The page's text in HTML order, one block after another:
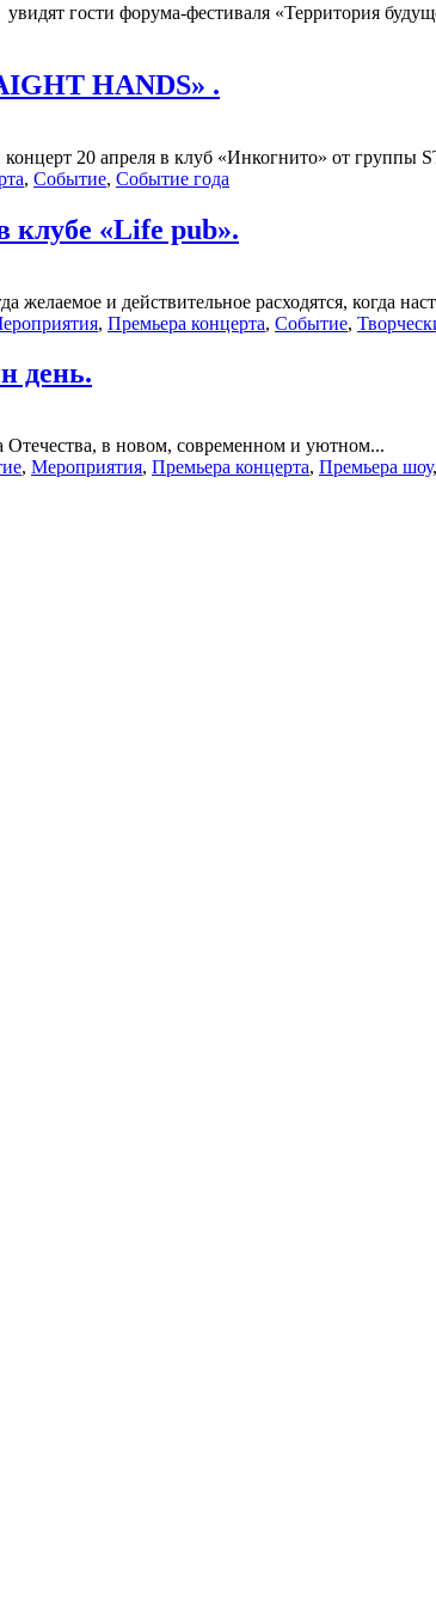
гости форума-фестиваля «Территория
HANDS» .
20 апреля в клуб «Инкогнито» от
, Событие, Событие года
клубе «Life pub».
и действительное расходятся, когда
, Премьера концерта, Событие,
день.
Отечества, в новом, современном и уютном...
, Мероприятия, Премьера концерта, Премьера шоу,